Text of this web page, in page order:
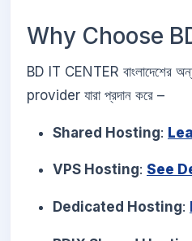
Why Choose
BD IT CENTER বাংলাদেশের
provider যারা প্রদান করে –
Shared Hosting:
VPS Hosting: See
Dedicated Hosting: